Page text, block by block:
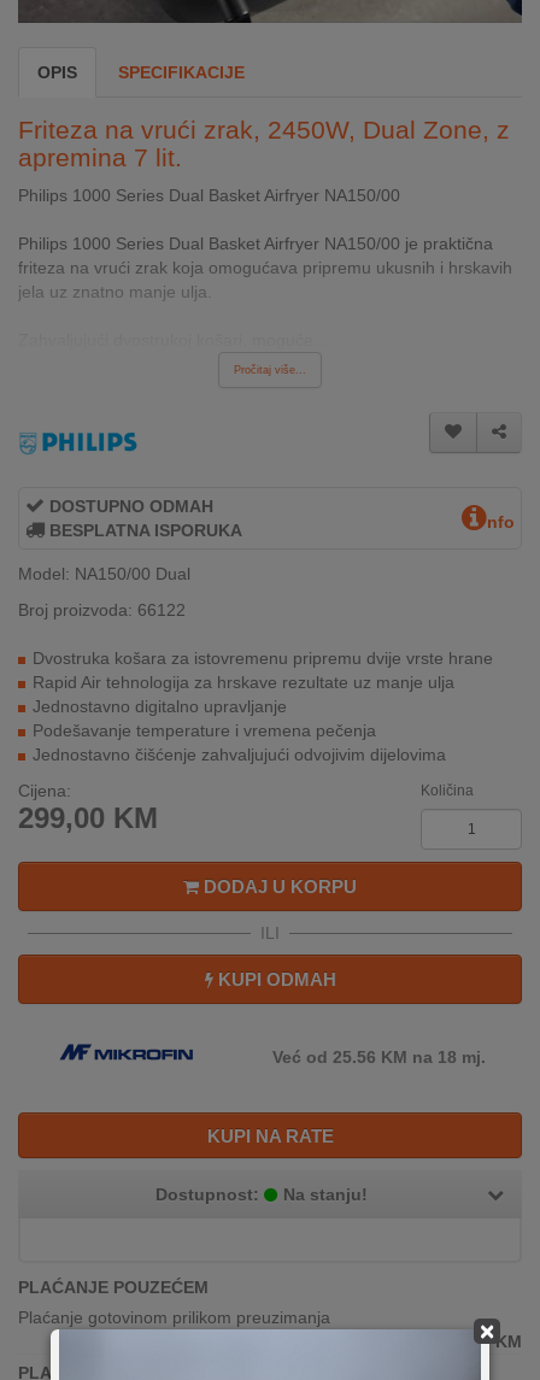
KONTAKT
KUPOVINA
NA
RATE
NAMA
KUPITI?
KUPOVINA
INOSTRANSTVA
OZNAKE
ENERGETSKE
DIGITALIS
×
OPIS SPECIFIKACIJE
Friteza na vrući zrak, 2450W, Dual Zone, z
apremina 7 lit.
Philips 1000 Series Dual Basket Airfryer NA150/00
Philips 1000 Series Dual Basket Airfryer NA150/00 je praktična
friteza na vrući zrak koja omogućava pripremu ukusnih i hrskavih
jela uz znatno manje ulja.
Pročitaj više...
DOSTUPNO ODMAH
BESPLATNA ISPORUKA
nfo
Model: NA150/00 Dual
Broj proizvoda: 66122
Dvostruka košara za istovremenu pripremu dvije vrste hrane
Rapid Air tehnologija za hrskave rezultate uz manje ulja
Jednostavno digitalno upravljanje
Podešavanje temperature i vremena pečenja
Jednostavno čišćenje zahvaljujući odvojivim dijelovima
Cijena:
299,00 KM
Količina
DODAJ U KORPU
ILI
KUPI ODMAH
Već od 25.56 KM na 18 mj.
KUPI NA RATE
Dostupnost: Na stanju!
PLAĆANJE POUZEĆEM
Plaćanje gotovinom prilikom preuzimanja
299,00KM
PLAĆANJE KARTICAMA JEDNOKRATNO